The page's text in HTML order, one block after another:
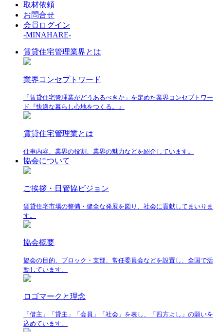
取材依頼
お問合せ
会員ログイン
-MINAHARE-
賃貸住宅管理業界とは
業界コンセプトワード
「賃貸住宅管理業がどうあるべきか」を定めた業界コンセプトワー
ド『快適な暮らし心地をつくる。』
賃貸住宅管理業とは
仕事内容、業界の役割、業界の魅力などを紹介しています。
協会について
ご挨拶・日管協ビジョン
賃貸住宅市場の整備・健全な発展を図り、社会に貢献してまいりま
す。
協会概要
協会の目的、ブロック・支部、常任委員会などを設置し、全国で活
動しています。
ロゴマークと理念
「借主」「貸主」「会員」「社会」を表し、「四方よし」の願いを
込めています。